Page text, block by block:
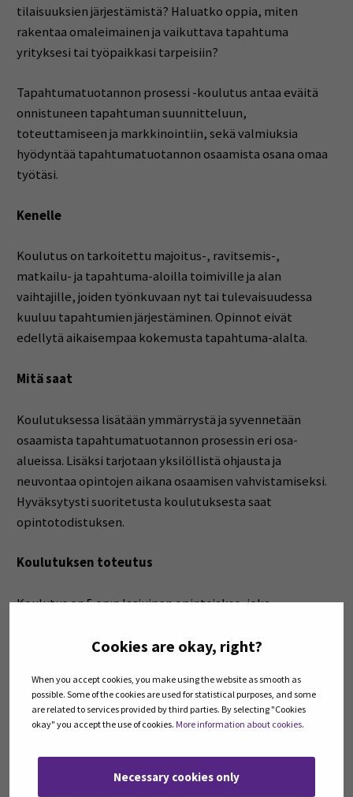
Cookies are okay, right?
When you accept cookies, you make using the website as smooth as
possible. Some of the cookies are used for statistical purposes, and some
are related to services provided by third parties. By selecting "Cookies
okay" you accept the use of cookies. More information about cookies.
Necessary cookies only
tilaisuuksien järjestämistä? Haluatko oppia, miten
rakentaa omaleimainen ja vaikuttava tapahtuma
yrityksesi tai työpaikkasi tarpeisiin?
Tapahtumatuotannon prosessi -koulutus antaa eväitä
onnistuneen tapahtuman suunnitteluun,
toteuttamiseen ja markkinointiin, sekä valmiuksia
hyödyntää tapahtumatuotannon osaamista osana omaa
työtäsi.
Kenelle
Koulutus on tarkoitettu majoitus-, ravitsemis-,
matkailu- ja tapahtuma-aloilla toimiville ja alan
vaihtajille, joiden työnkuvaan nyt tai tulevaisuudessa
kuuluu tapahtumien järjestäminen. Opinnot eivät
edellytä aikaisempaa kokemusta tapahtuma-alalta.
Mitä saat
Koulutuksessa lisätään ymmärrystä ja syvennetään
osaamista tapahtumatuotannon prosessin eri osa-
alueissa. Lisäksi tarjotaan yksilöllistä ohjausta ja
neuvontaa opintojen aikana osaamisen vahvistamiseksi.
Hyväksytysti suoritetusta koulutuksesta saat
opintotodistuksen.
Koulutuksen toteutus
Koulutus on 5 op:n laajuinen opintojakso, joka
Koulutus koostuuviidestä (5) verkkoluennosta
vapaaehtoisen orientaation verkossa, jossa
perehdytetään koulutuksen käytänteisiin. Kouluttajina
toimivat SeAMKin kulttuurituotannon
Koulutus vastaa Kulttuurituottaja AMK